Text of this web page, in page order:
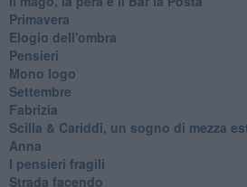
Primavera
Elogio dell'ombra
Pensieri
Mono logo
Settembre
Fabrizia
​Scilla & Cariddi, un sogno di mezza
Anna
I pensieri fragili
Strada facendo